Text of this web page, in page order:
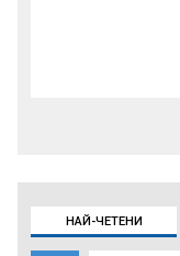
НАЙ-ЧЕТЕНИ